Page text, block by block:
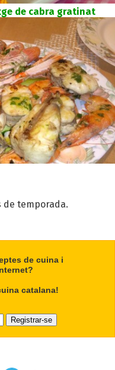
de cabra gratinat
de temporada.
de cuina i
catalana!